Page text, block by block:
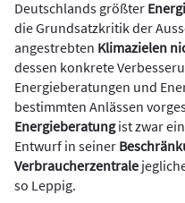
Deutschlands größter
die Grundsatzkritik der
angestrebten Klimazielen
dessen konkrete
Energieberatungen und
bestimmten Anlässen
Energieberatungist zwar
Entwurf in seiner
Verbraucherzentrale
so Leppig.